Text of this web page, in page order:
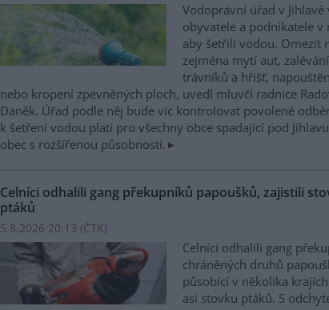
Vodoprávní úřad v Jihlavě
obyvatele a podnikatele v
aby šetřili vodou. Omezit
zejména mytí aut,
trávníků a hřišť,
nebo kropení zpevněných ploch, uvedl mluvčí radnice
Daněk. Úřad podle něj bude víc kontrolovat povolené
k šetření vodou platí pro všechny obce spadající pod
obec s rozšířenou působností.
Celníci odhalili gang překupníků papoušků, zajistili
ptáků
5.8.2026 20:13 (ČTK)
Celníci odhalili gang
chráněných druhů
působící v několika
asi stovku ptáků. S